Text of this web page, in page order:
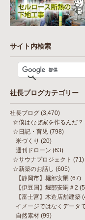
サイト内検索
社長ブログカテゴリー
社長ブログ (3,470)
☆僕はなぜ家を作るんだ？
☆日記・育児 (798)
米づくり (20)
週刊ドローン (63)
☆サウナプロジェクト (71)
☆新築のお話し (605)
【静岡市】堀部安嗣 (67)
【伊豆国】堀部安嗣＃2
【富士宮】木造店舗建築
イメージではなくデータ
自然素材 (99)